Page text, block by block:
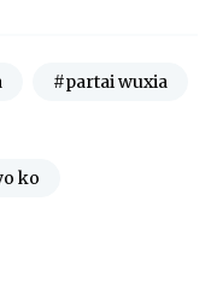
#partai wuxia
ko